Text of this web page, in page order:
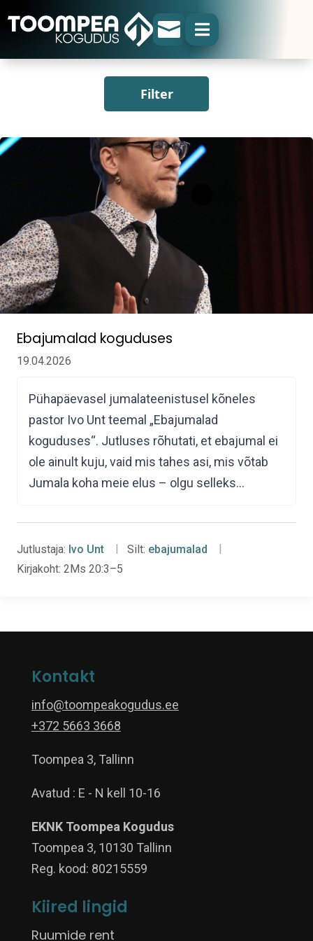
 
Filter
Ebajumalad koguduses
19.04.2026
Pühapäevasel jumalateenistusel kõneles
pastor Ivo Unt teemal „Ebajumalad
koguduses“. Jutluses rõhutati, et ebajumal ei
ole ainult kuju, vaid mis tahes asi, mis võtab
Jumala koha meie elus – olgu selleks…
Jutlustaja: Ivo Unt Silt: ebajumalad
Kirjakoht: 2Ms 20:3–5
Kontakt
info@toompeakogudus.ee
+372 5663 3668
Toompea 3, Tallinn
Avatud : E - N kell 10-16
EKNK Toompea Kogudus
Toompea 3, 10130 Tallinn
Reg. kood: 80215559
Kiired lingid
Ruumide rent